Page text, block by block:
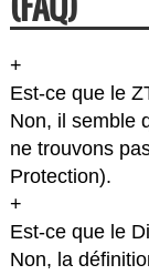
+
Est-ce que le
Non, il semble
ne trouvons
Protection).
+
Est-ce que le
Non, la